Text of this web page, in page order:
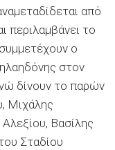
από
περιλαμβάνει το
ο
στον
δίνουν το παρών
Μιχάλης
Βασίλης
Σταδίου